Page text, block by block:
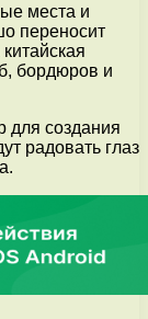
места и
переносит
бордюров и
для создания
радовать глаз